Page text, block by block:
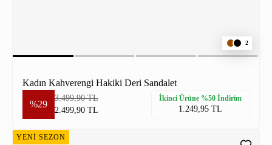
2
Kadın Kahverengi Hakiki Deri Sandalet
%29
3.499,90 TL
2.499,90 TL
İkinci Ürüne %50 İndirim
1.249,95 TL
YENİ SEZON